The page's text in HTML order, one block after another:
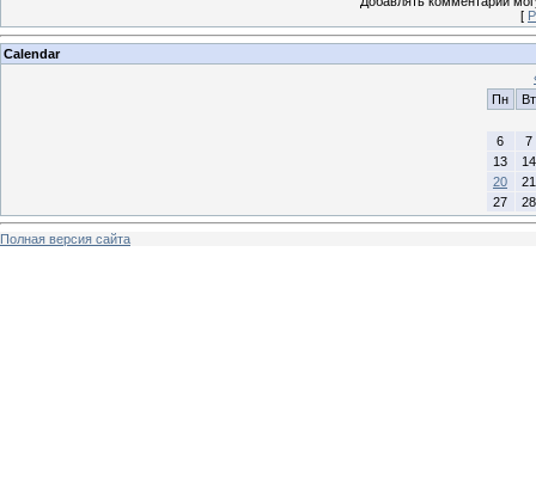
[
Calendar
Пн
Вт
6
7
13
14
20
21
27
28
Полная версия сайта